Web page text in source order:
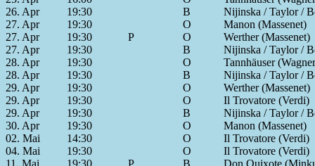
26. Apr
19:30 B
Nijinska / Taylor /
27. Apr
19:30 O
Manon (Massenet)
27. Apr
19:30 P O
Werther (Massenet)
27. Apr
19:30 B
Nijinska / Taylor /
28. Apr
19:30 O
Tannhäuser
28. Apr
19:30 B
Nijinska / Taylor /
29. Apr
19:30 O
Werther (Massenet)
29. Apr
19:30 O
Il Trovatore (Verdi)
29. Apr
19:30 B
Nijinska / Taylor /
30. Apr
19:30 O
Manon (Massenet)
02. Mai
14:30 O
Il Trovatore (Verdi)
04. Mai
19:30 O
Il Trovatore (Verdi)
11. Mai
19:30 P B
Don Quixote